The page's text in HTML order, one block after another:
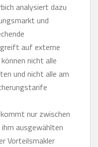
analysiert dazu
und
auf externe
nicht alle
und nicht alle am
nur zwischen
ausgewählten
Vorteilsmakler